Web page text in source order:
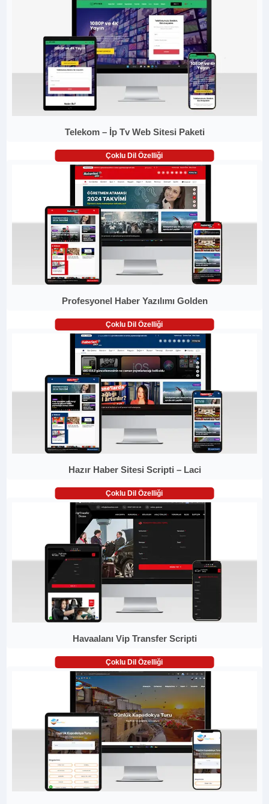
Telekom – İp Tv Web Sitesi Paketi
Çoklu Dil Özelliği
Profesyonel Haber Yazılımı Golden
Çoklu Dil Özelliği
Hazır Haber Sitesi Scripti – Laci
Çoklu Dil Özelliği
Havaalanı Vip Transfer Scripti
Çoklu Dil Özelliği